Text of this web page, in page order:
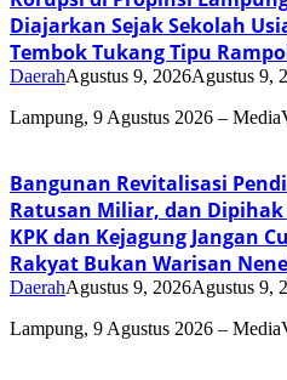
Diajarkan Sejak Sekolah
Tembok Tukang Tipu
DaerahAgustus 9, 2026Agustus 9,
Lampung, 9 Agustus 2026 –
Bangunan Revitalisasi
Ratusan Miliar, dan
KPK dan Kejagung Jangan
Rakyat Bukan Warisan
DaerahAgustus 9, 2026Agustus 9,
Lampung, 9 Agustus 2026 –